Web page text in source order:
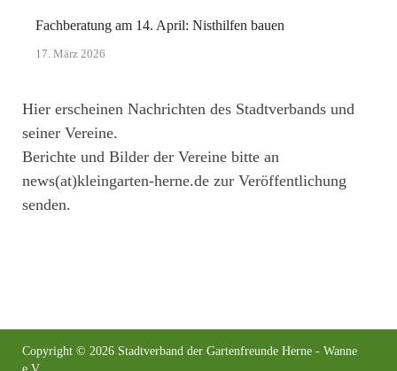
Fachberatung am 14. April: Nisthilfen bauen
17. März 2026
Hier erscheinen Nachrichten des Stadtverbands und
seiner Vereine.
Berichte und Bilder der Vereine bitte an
news(at)kleingarten-herne.de zur Veröffentlichung
senden.
Copyright © 2026 Stadtverband der Gartenfreunde Herne - Wanne